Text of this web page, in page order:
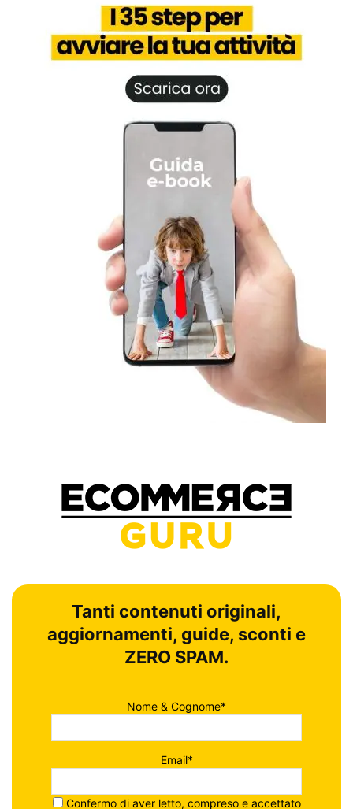
Tanti contenuti originali,
aggiornamenti, guide, sconti e
ZERO SPAM.
Nome & Cognome*
Email*
Confermo di aver letto, compreso e accettato